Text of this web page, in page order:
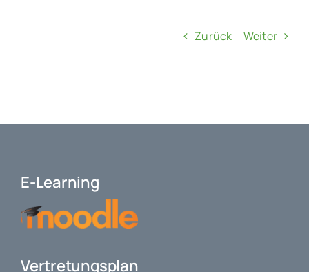
Zurück Weiter
E-Learning
Vertretungsplan